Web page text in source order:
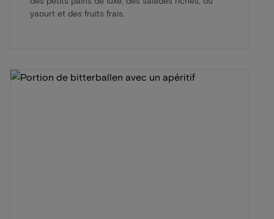
yaourt et des fruits frais.